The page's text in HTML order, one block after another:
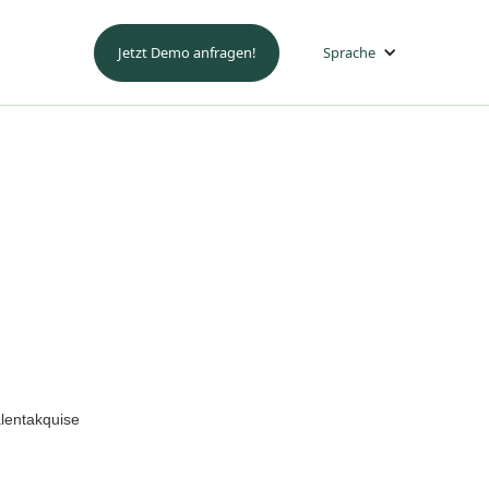
Jetzt Demo anfragen! Sprache